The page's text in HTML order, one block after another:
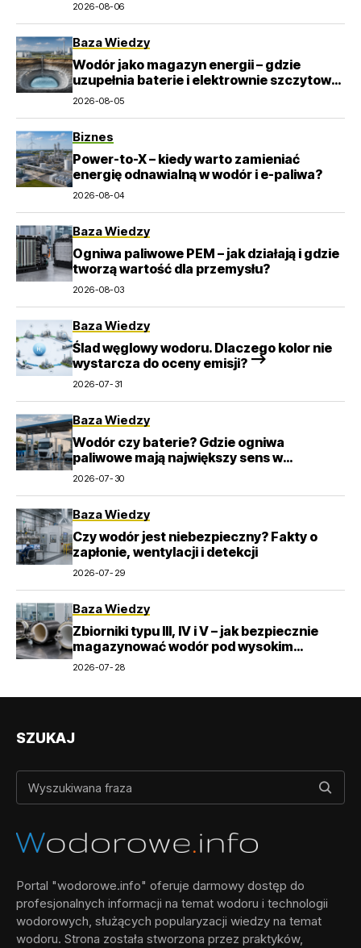
2026-08-06
Baza Wiedzy
Wodór jako magazyn energii – gdzie
uzupełnia baterie i elektrownie szczytowo-
pompowe?
2026-08-05
Biznes
Power-to-X – kiedy warto zamieniać
energię odnawialną w wodór i e-paliwa?
2026-08-04
Baza Wiedzy
Ogniwa paliwowe PEM – jak działają i gdzie
tworzą wartość dla przemysłu?
2026-08-03
Baza Wiedzy
Ślad węglowy wodoru. Dlaczego kolor nie
wystarcza do oceny emisji? –>
2026-07-31
Baza Wiedzy
Wodór czy baterie? Gdzie ogniwa
paliwowe mają największy sens w
transporcie
2026-07-30
Baza Wiedzy
Czy wodór jest niebezpieczny? Fakty o
zapłonie, wentylacji i detekcji
2026-07-29
Baza Wiedzy
Zbiorniki typu III, IV i V – jak bezpiecznie
magazynować wodór pod wysokim
ciśnieniem?
2026-07-28
SZUKAJ
Portal "wodorowe.info" oferuje darmowy dostęp do
profesjonalnych informacji na temat wodoru i technologii
wodorowych, służących popularyzacji wiedzy na temat
wodoru. Strona została stworzona przez praktyków,